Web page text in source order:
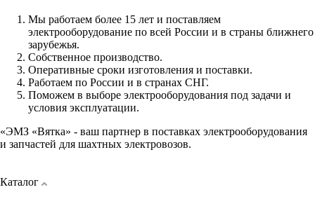
Мы работаем более 15 лет и поставляем
электрооборудование по всей России и в страны ближнего
зарубежья.
Собственное производство.
Оперативные сроки изготовления и поставки.
Работаем по России и в странах СНГ.
Поможем в выборе электрооборудования под задачи и
условия эксплуатации.
«ЭМЗ «Вятка» - ваш партнер в поставках электрооборудования
и запчастей для шахтных электровозов.
Каталог